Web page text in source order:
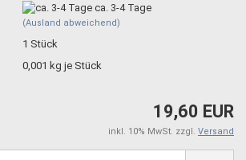
ca. 3-4 Tage
(Ausland abweichend)
1 Stück
0,001 kg je Stück
19,60 EUR
inkl. 10% MwSt. zzgl. Versand